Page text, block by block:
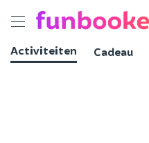
Toggle
Activiteiten
Cadeau